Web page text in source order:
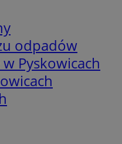
odpadów
w Pyskowicach